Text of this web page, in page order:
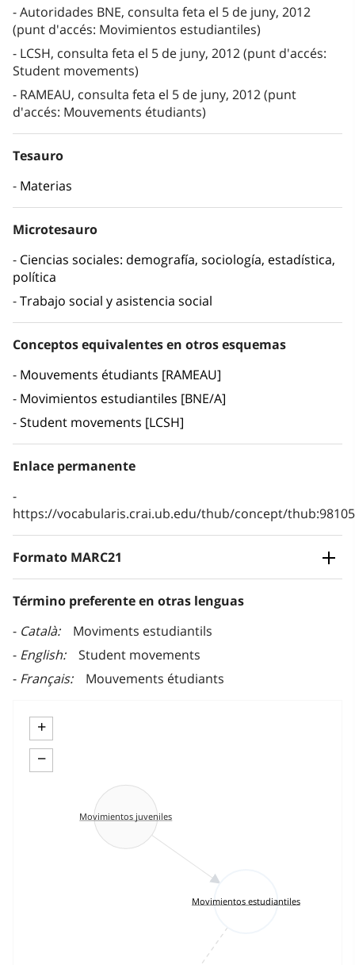
Autoridades BNE, consulta feta el 5 de juny, 2012
(punt d'accés: Movimientos estudiantiles)
LCSH, consulta feta el 5 de juny, 2012 (punt d'accés:
Student movements)
RAMEAU, consulta feta el 5 de juny, 2012 (punt
d'accés: Mouvements étudiants)
Tesauro
Materias
Microtesauro
Ciencias sociales: demografía, sociología, estadística,
política
Trabajo social y asistencia social
Conceptos equivalentes en otros esquemas
Mouvements étudiants [RAMEAU]
Movimientos estudiantiles [BNE/A]
Student movements [LCSH]
Enlace permanente
https://vocabularis.crai.ub.edu/thub/concept/
Formato MARC21
Término preferente en otras lenguas
Català
Moviments estudiantils
English
Student movements
Français
Mouvements étudiants
+
−
Movimientos estudiantiles
Movimientos juveniles